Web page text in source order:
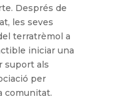
Després de
les seves
terratrèmol a
iniciar una
suport als
per
comunitat.